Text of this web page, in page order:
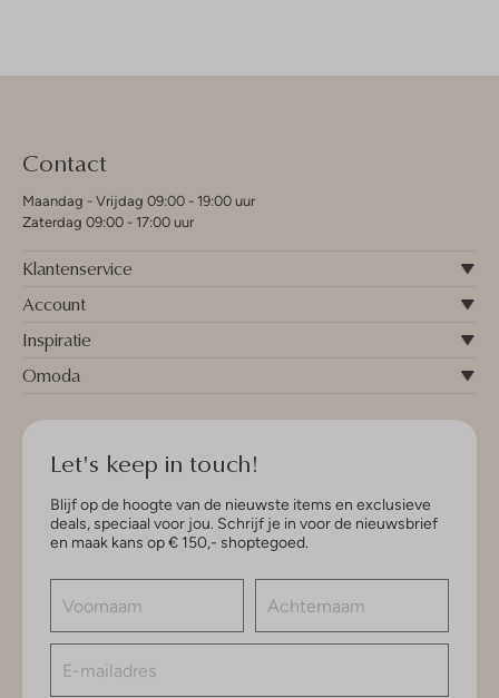
Contact
Maandag - Vrijdag 09:00 - 19:00 uur
Zaterdag 09:00 - 17:00 uur
Klantenservice
Account
Inspiratie
Omoda
Let's keep in touch!
Blijf op de hoogte van de nieuwste items en exclusieve
deals, speciaal voor jou. Schrijf je in voor de nieuwsbrief
en maak kans op € 150,- shoptegoed.